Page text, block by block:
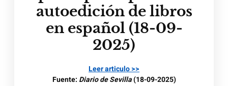
autoedición de libros
en español (18-09-
2025)
Leer articulo >>
Fuente: Diario de Sevilla(18-09-2025)